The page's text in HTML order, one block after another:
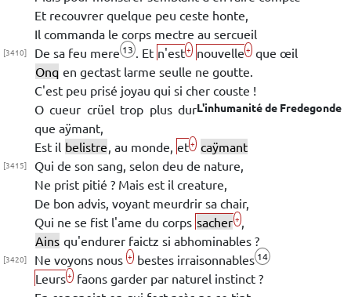
Et recouvrer quelque peu ceste honte,
Il commanda le corps mectre au sercueil
[3410] De sa feu mere 13 . Et n'est+ nouvelle + que œil
Onq en gectast larme seulle ne goutte.
C'est peu prisé joyau qui si cher couste !
L'inhumanité de Fredegonde
O cueur crüel trop plus dur
que aÿmant,
Est il belistre, au monde, et+ caÿmant
[3415]
Qui de son sang, selon deu de nature,
Ne prist pitié ? Mais est il creature,
De bon advis, voyant meurdrir sa chair,
Qui ne se fist l'ame du corps sacher + ,
Ains qu'endurer faictz si abhominables ?
[3420] Ne voyons nous + bestes irraisonnables 14
Leurs+ faons garder par naturel instinct ?